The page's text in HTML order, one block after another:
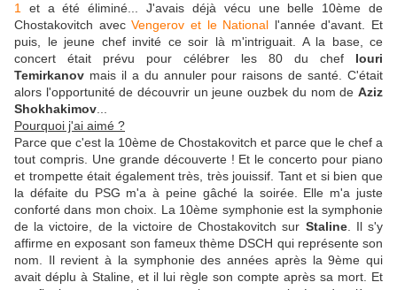
1
et a été éliminé... J'avais déjà vécu une belle 10ème de
Chostakovitch avecVengerov et le National l'année d'avant. Et
puis, le jeune chef invité ce soir là m'intriguait. A la base, ce
concert était prévu pour célébrer les 80 du chef Iouri
Temirkanov mais il a du annuler pour raisons de santé. C'était
alors l'opportunité de découvrir un jeune ouzbek du nom de Aziz
Shokhakimov
Pourquoi j'ai aimé ?
Parce que c'est la 10ème de Chostakovitch et parce que le chef a
tout compris. Une grande découverte ! Et le concerto pour piano
et trompette était également très, très jouissif. Tant et si bien que
la défaite du PSG m'a à peine gâché la soirée. Elle m'a juste
conforté dans mon choix. La 10ème symphonie est la symphonie
de la victoire, de la victoire de Chostakovitch sur Staline. Il s'y
affirme en exposant son fameux thème DSCH qui représente son
nom. Il revient à la symphonie des années après la 9ème qui
avait déplu à Staline, et il lui règle son compte après sa mort. Et